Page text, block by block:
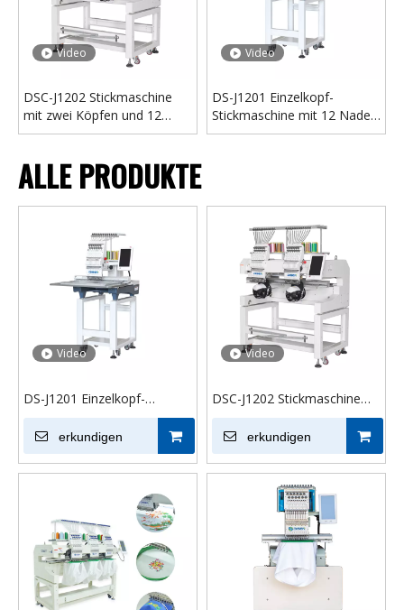
Video
DSC-J1202 Stickmaschine
mit zwei Köpfen und 12
Nadeln
Video
DS-J1201 Einzelkopf-
Stickmaschine mit 12 Nadeln
zu verkaufen
ALLE PRODUKTE
Video
DS-J1201 Einzelkopf-
Stickmaschine mit 12 Nadeln
zu verkaufen
erkundigen
Video
DSC-J1202 Stickmaschine
mit zwei Köpfen und 12
Nadelnerkundigen